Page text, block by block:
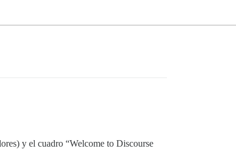
y el cuadro “Welcome to Discourse